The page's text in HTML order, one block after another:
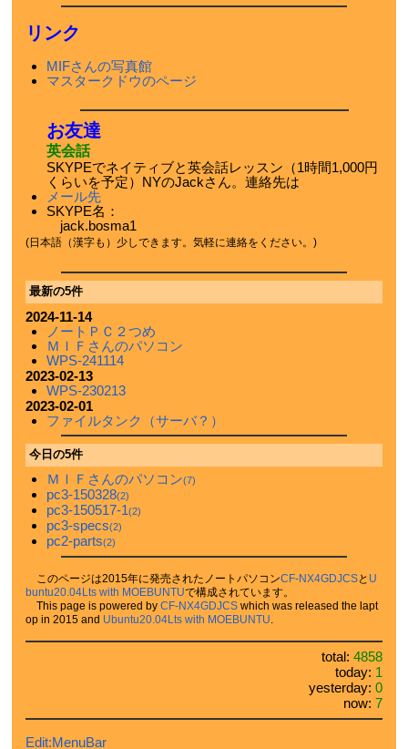
リンク
MIFさんの写真館
マスタークドウのページ
お友達
英会話
SKYPEでネイティブと英会話レッスン（1時間1,000円
くらいを予定）NYのJackさん。連絡先は
メール先
SKYPE名：
jack.bosma1
(日本語（漢字も）少しできます。気軽に連絡をください。)
最新の5件
2024-11-14
ノートＰＣ２つめ
ＭＩＦさんのパソコン
WPS-241114
2023-02-13
WPS-230213
2023-02-01
ファイルタンク（サーバ？）
今日の5件
ＭＩＦさんのパソコン(7)
pc3-150328(2)
pc3-150517-1(2)
pc3-specs(2)
pc2-parts(2)
このページは2015年に発売されたノートパソコンCF-NX4GDJCSと U
buntu20.04Lts with MOEBUNTUで構成されています。
This page is powered by CF-NX4GDJCSwhich was released the lapt
op in 2015 and Ubuntu20.04Lts with MOEBUNTU
total:4858
today: 1
yesterday:0
now:7
Edit:MenuBar